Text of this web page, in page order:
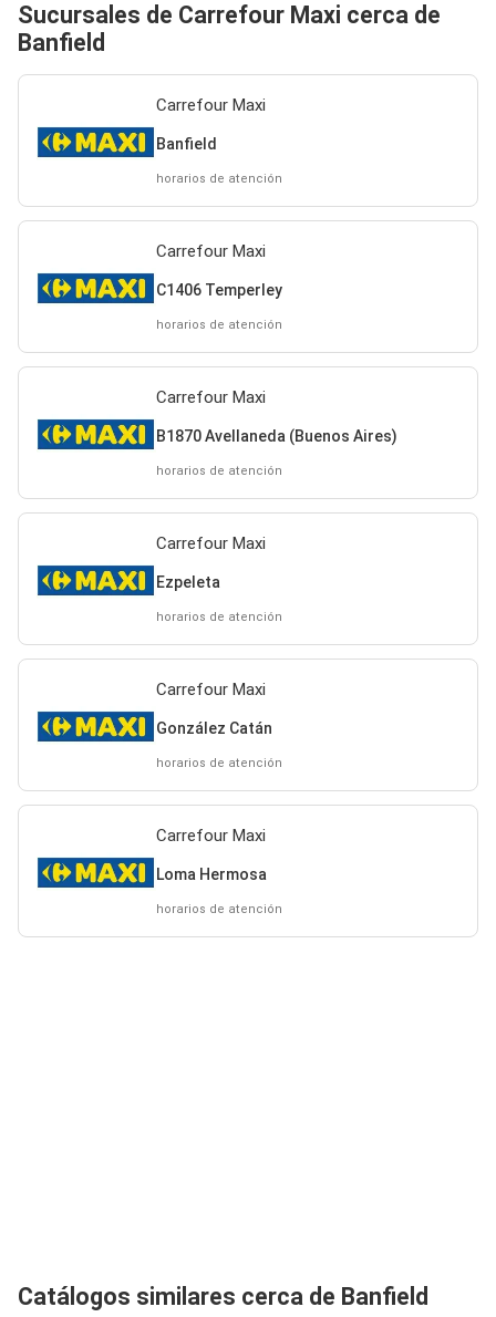
Sucursales de Carrefour Maxi cerca de
Banfield
Carrefour Maxi
Banfield
horarios de atención
Carrefour Maxi
C1406 Temperley
horarios de atención
Carrefour Maxi
B1870 Avellaneda (Buenos Aires)
horarios de atención
Carrefour Maxi
Ezpeleta
horarios de atención
Carrefour Maxi
González Catán
horarios de atención
Carrefour Maxi
Loma Hermosa
horarios de atención
Catálogos similares cerca de Banfield